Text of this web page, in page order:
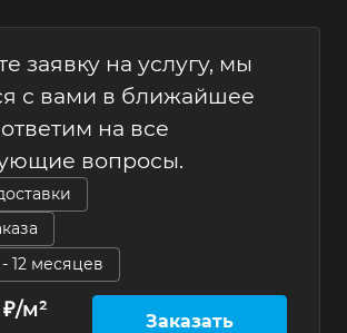
заявку на услугу, мы
с вами в ближайшее
на все
вопросы.
12 месяцев
м² Заказать